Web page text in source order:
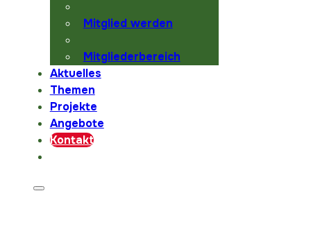
Mitglied werden
Mitgliederbereich
Aktuelles
Themen
Projekte
Angebote
Kontakt